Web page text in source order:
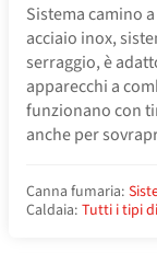
Sistema camino
acciaio inox,
serraggio, è
apparecchi a
funzionano con
anche per
Canna fumaria:
Caldaia: Tutti i tipi